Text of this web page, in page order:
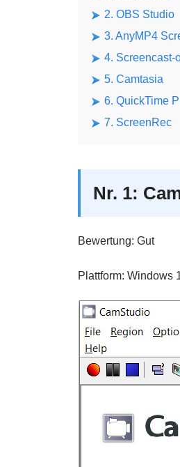
2. OBS Studio
3. AnyMP4
4. Screencast-
5. Camtasia
6. QuickTime
7. ScreenRec
Nr. 1:
Bewertung: Gut
Plattform: Windows